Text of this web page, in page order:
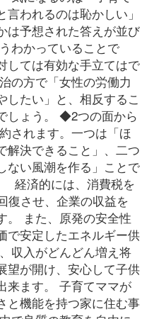
われるのは恥かしい」
は予想された答えが並び
わかっていることで
しては有効な手立てはで
の方で「女性の労働力
したい」と、相反するこ
しょう。 ◆2つの面から
されます。一つは「ほ
解決できること」、二つ
ない風潮を作る」ことで
経済的には、消費税を
復させ、企業の収益を
。 また、原発の安全性
で安定したエネルギー供
収入がどんどん増え将
望が開け、安心して子供
来ます。 子育てママが
と機能を持つ家に住む事